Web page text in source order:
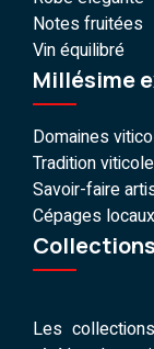
Notes fruitées
Vin équilibré
Millésime
Domaines
Tradition viticole
Savoir-faire
Cépages locaux
Les